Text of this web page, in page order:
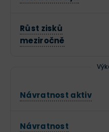
Růst zisků
meziročně
Návratnost aktiv
Návratnost